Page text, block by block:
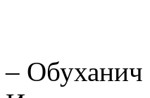
– Обуханич